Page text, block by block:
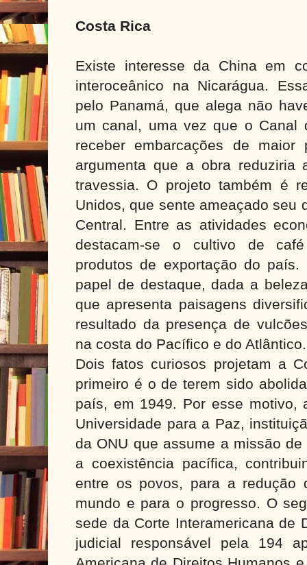
Costa Rica
Existe interesse da China em
interoceânico na Nicarágua.
pelo Panamá, que alega não
um canal, uma vez que o Canal
receber embarcações de maior
argumenta que a obra reduziria
travessia. O projeto também é
Unidos, que sente ameaçado seu
Central. Entre as atividades
destacam-se o cultivo de
produtos de exportação do
papel de destaque, dada a
que apresenta paisagens
resultado da presença de
na costa do Pacífico e do Atlântico.
Dois fatos curiosos projetam a
primeiro é o de terem sido
país, em 1949. Por esse motivo,
Universidade para a Paz,
da ONU que assume a missão
a coexistência pacífica,
entre os povos, para a redução
mundo e para o progresso. O
sede da Corte Interamericana de
judicial responsável pela 194